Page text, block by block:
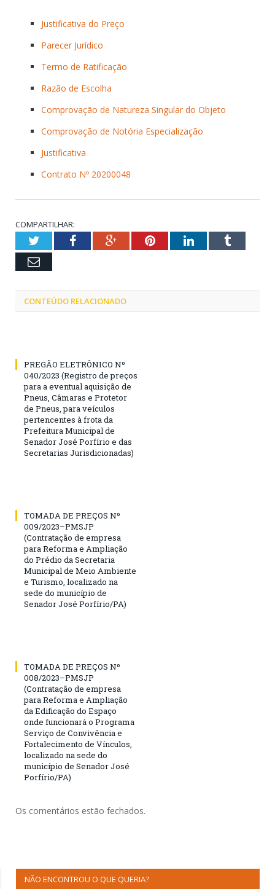
Justificativa do Preço
Parecer Jurídico
Termo de Ratificação
Razão de Escolha
Comprovação de Natureza Singular do Objeto
Comprovação de Notória Especialização
Justificativa
Contrato Nº 20200048
COMPARTILHAR:
TwitterFacebookGoogle+PinterestLinkedInTumblr
Email
CONTEÚDO RELACIONADO
PREGÃO ELETRÔNICO Nº
040/2023 (Registro de preços
para a eventual aquisição de
Pneus, Câmaras e Protetor
de Pneus, para veículos
pertencentes à frota da
Prefeitura Municipal de
Senador José Porfírio e das
Secretarias Jurisdicionadas)
TOMADA DE PREÇOS Nº
009/2023–PMSJP
(Contratação de empresa
para Reforma e Ampliação
do Prédio da Secretaria
Municipal de Meio Ambiente
e Turismo, localizado na
sede do município de
Senador José Porfírio/PA)
TOMADA DE PREÇOS Nº
008/2023–PMSJP
(Contratação de empresa
para Reforma e Ampliação
da Edificação do Espaço
onde funcionará o Programa
Serviço de Convivência e
Fortalecimento de Vínculos,
localizado na sede do
município de Senador José
Porfírio/PA)
Os comentários estão fechados.
NÃO ENCONTROU O QUE QUERIA?